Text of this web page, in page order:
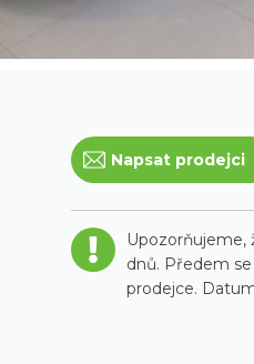
Napsat prodejci
Upozorňujeme,
dnů. Předem
prodejce.